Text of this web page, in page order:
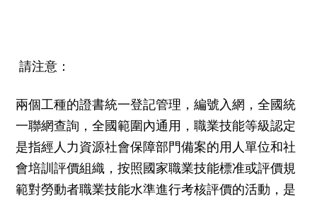
請注意：
兩個工種的證書統一登記管理，編號入網，全國統
一聯網查詢，全國範圍內通用，職業技能等級認定
是指經人力資源社會保障部門備案的用人單位和社
會培訓評價組織，按照國家職業技能標准或評價規
範對勞動者職業技能水準進行考核評價的活動，是